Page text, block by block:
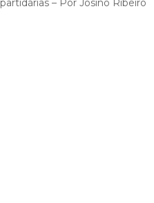
partidárias – Por Josino Ribeiro